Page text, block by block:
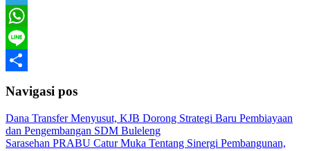
Telegram
WhatsApp
Line
Navigasi pos
Dana Transfer Menyusut, KJB Dorong Strategi Baru Pembiayaan
dan Pengembangan SDM Buleleng
Sarasehan PRABU Catur Muka Tentang Sinergi Pembangunan,